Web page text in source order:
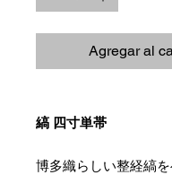
Agregar al
縞 四寸単帯
博多織らしい整経縞を